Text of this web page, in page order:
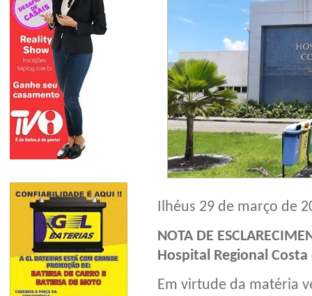
Ilhéus 29 de março de
NOTA DE
Hospital Regional Costa
Em virtude da matéria